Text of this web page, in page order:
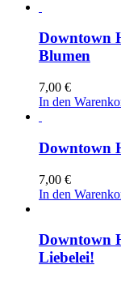
Downtown
Blumen
7,00 €
In den
Downtown
7,00 €
In den
Downtown
Liebelei!